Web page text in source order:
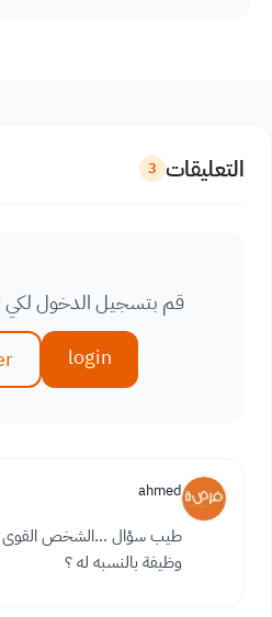
التعليقات 3
قم بتسجيل الدخول لكي
login
ahmed
طيب سؤال ...الشخص القوى
وظيفة بالنسبه له ؟